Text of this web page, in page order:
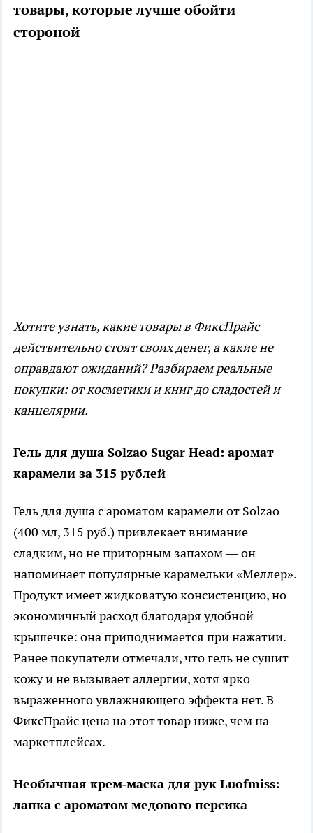
товары, которые лучше обойти
стороной
Хотите узнать, какие товары в ФиксПрайс
действительно стоят своих денег, а какие не
оправдают ожиданий? Разбираем реальные
покупки: от косметики и книг до сладостей и
канцелярии.
Гель для душа Solzao Sugar Head: аромат
карамели за 315 рублей
Гель для душа с ароматом карамели от Solzao
(400 мл, 315 руб.) привлекает внимание
сладким, но не приторным запахом — он
напоминает популярные карамельки «Меллер».
Продукт имеет жидковатую консистенцию, но
экономичный расход благодаря удобной
крышечке: она приподнимается при нажатии.
Ранее покупатели отмечали, что гель не сушит
кожу и не вызывает аллергии, хотя ярко
выраженного увлажняющего эффекта нет. В
ФиксПрайс цена на этот товар ниже, чем на
маркетплейсах.
Необычная крем‑маска для рук Luofmiss:
лапка с ароматом медового персика